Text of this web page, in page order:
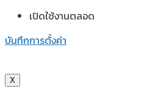
เปิดใช้งานตลอด
บันทึกการตั้งค่า
X